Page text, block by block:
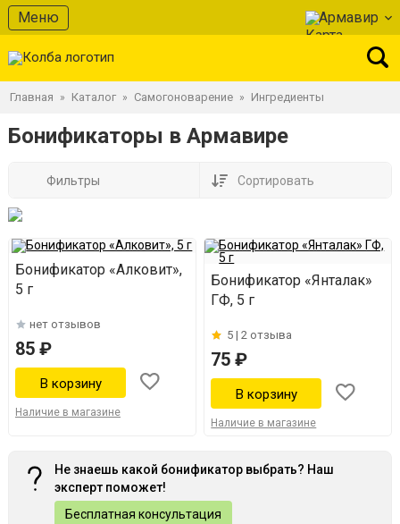
Меню Армавир
Главная » Каталог » Самогоноварение » Ингредиенты
Бонификаторы в Армавире
Фильтры Сортировать
Бонификатор «Алковит»,
5 г
нет отзывов
85 ₽
Наличие в магазине
Бонификатор «Янталак»
ГФ, 5 г
5 |2 отзыва
75 ₽
Наличие в магазине
Не знаешь какой бонификатор выбрать? Наш
эксперт поможет!
Бесплатная консультация